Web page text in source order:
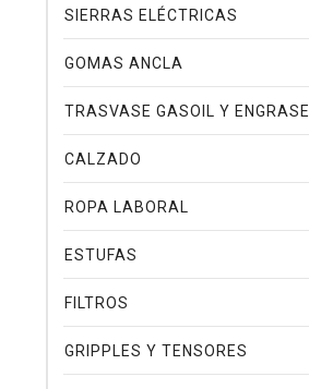
SIERRAS ELÉCTRICAS
GOMAS ANCLA
TRASVASE GASOIL Y ENGRASE
CALZADO
ROPA LABORAL
ESTUFAS
FILTROS
GRIPPLES Y TENSORES